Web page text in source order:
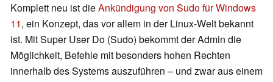
Komplett neu ist dieAnkündigung von Sudo für Windows
11, ein Konzept, das vor allem in der Linux-Welt bekannt
ist. Mit Super User Do (Sudo) bekommt der Admin die
Möglichkeit, Befehle mit besonders hohen Rechten
innerhalb des Systems auszuführen – und zwar aus einem